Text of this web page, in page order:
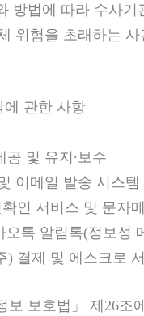
방법에 따라 수사
위험을 초래하는
에 관한 사항
및 유지∙보수
이메일 발송 시스템
인 서비스 및 문자
톡 알림톡(정보성
) 결제 및 에스크로
보 보호법」 제26